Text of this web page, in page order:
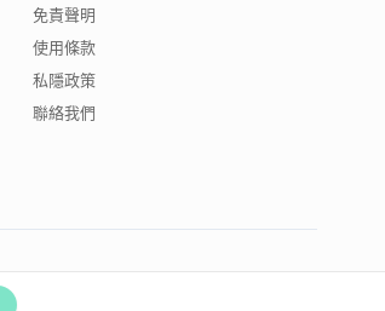
免責聲明
使用條款
私隱政策
聯絡我們